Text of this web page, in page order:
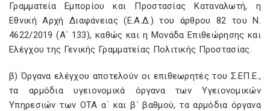
Γραμματεία Εμπορίου και Προστασίας Καταναλωτή, η
Εθνική Αρχή Διαφάνειας (Ε.Α.Δ.) του άρθρου 82 του Ν.
4622/2019 (Α΄ 133), καθώς και η Μονάδα Επιθεώρησης και
Ελέγχου της Γενικής Γραμματείας Πολιτικής Προστασίας.
β) Όργανα ελέγχου αποτελούν οι επιθεωρητές του Σ.ΕΠ.Ε.,
τα αρμόδια υγειονομικά όργανα των Υγειονομικών
Υπηρεσιών των ΟΤΑ α΄ και β΄ βαθμού, τα αρμόδια όργανα